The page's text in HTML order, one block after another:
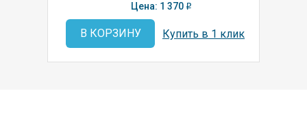
Цена: 1 370 o
В КОРЗИНУ Купить в 1 клик